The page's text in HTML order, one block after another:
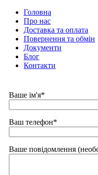
Головна
Про нас
Доставка та оплата
Повернення та обмін
Документи
Блог
Контакти
Ваше ім'я*
Ваш телефон*
Ваше повідомлення